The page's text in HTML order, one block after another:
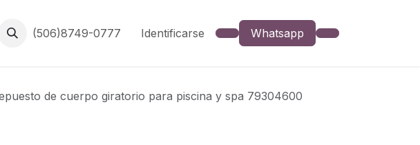
(506)8749-0777 Identificarse Whatsapp
de cuerpo giratorio para piscina y spa 79304600